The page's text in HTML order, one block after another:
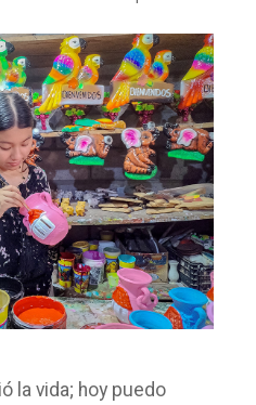
la vida; hoy puedo